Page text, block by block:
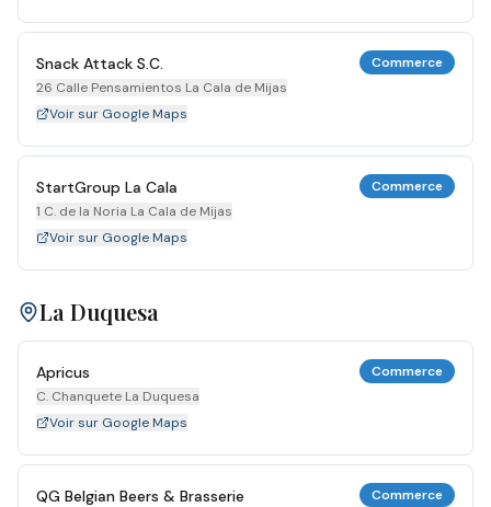
Snack Attack S.C.
26 Calle Pensamientos La Cala de Mijas
Commerce
Voir sur Google Maps
StartGroup La Cala
1 C. de la Noria La Cala de Mijas
Commerce
Voir sur Google Maps
La Duquesa
Apricus
C. Chanquete La Duquesa
Commerce
Voir sur Google Maps
QG Belgian Beers & Brasserie Commerce